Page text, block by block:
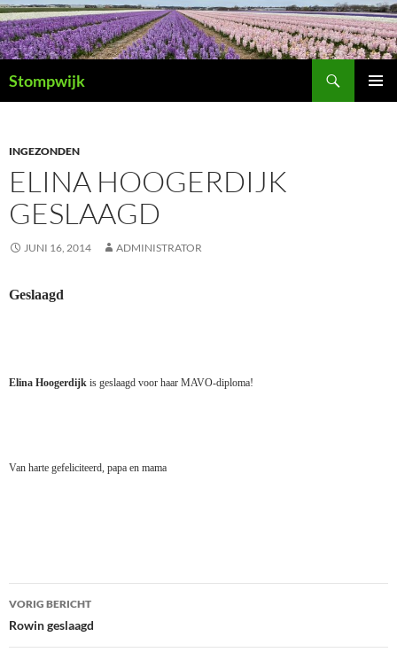
Ga
naar
de
inhoud
Stompwijk
INGEZONDEN
ELINA HOOGERDIJK
GESLAAGD
JUNI 16, 2014 ADMINISTRATOR
Geslaagd
Elina Hoogerdijk is geslaagd voor haar MAVO-diploma!
Van harte gefeliciteerd, papa en mama
Bericht
navigatie
VORIG BERICHT
Rowin geslaagd